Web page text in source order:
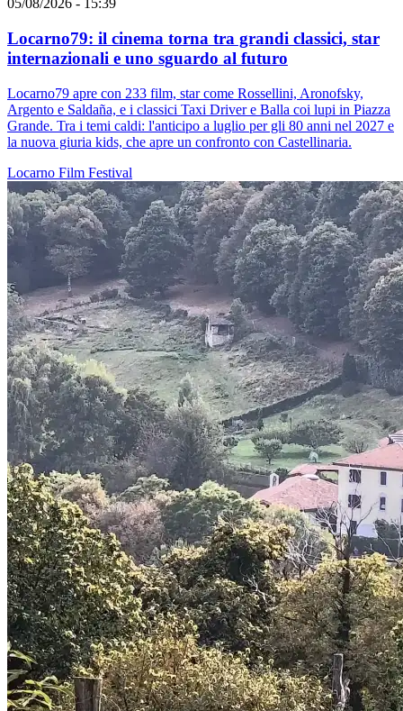
05/08/2026 - 15:39
Locarno79: il cinema torna tra grandi classici, star
internazionali e uno sguardo al futuro
Locarno79 apre con 233 film, star come Rossellini, Aronofsky,
Argento e Saldaña, e i classici Taxi Driver e Balla coi lupi in Piazza
Grande. Tra i temi caldi: l'anticipo a luglio per gli 80 anni nel 2027 e
la nuova giuria kids, che apre un confronto con Castellinaria.
Locarno Film Festival